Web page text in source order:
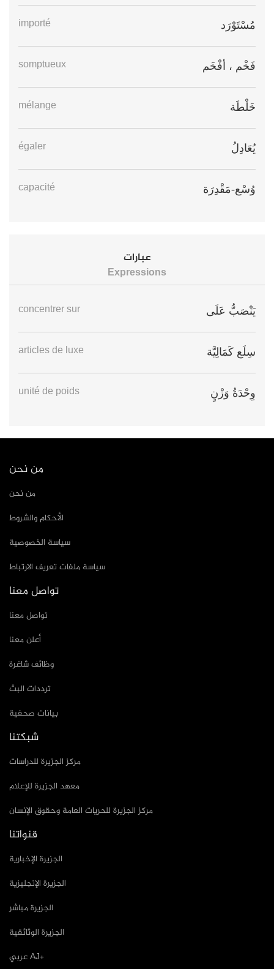
مُسْتَوْرَد importé
فَخْم ، أفْخَم somptueux
خَلْطَة mélange
يُعَادِلُ égaler
وُسْع-مَقْدِرَة capacité
عبارات
Expressions
يَنْصَبُّ عَلَى concentrer sur
سِلَع كَمَالِيَّة articles de luxe
وِحْدَةُ وَزْنٍ unité de poids
من نحن
من نحن
الأحكام والشروط
سياسة الخصوصية
سياسة ملفات تعريف الارتباط
تواصل معنا
تواصل معنا
أعلن معنا
وظائف شاغرة
ترددات البث
بيانات صحفية
شبكتنا
مركز الجزيرة للدراسات
معهد الجزيرة للإعلام
مركز الجزيرة للحريات العامة وحقوق الإنسان
قنواتنا
الجزيرة الإخبارية
الجزيرة الإنجليزية
الجزيرة مباشر
الجزيرة الوثائقية
عربي AJ+